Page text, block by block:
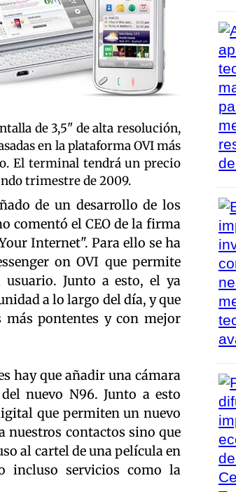
de 3,5" de alta resolución,
en la plataforma OVI más
El terminal tendrá un precio
trimestre de 2009.
de un desarrollo de los
comentó el CEO de la firma
Internet". Para ello se ha
on OVI que permite
Junto a esto, el ya
a lo largo del día, y que
pontentes y con mejor
hay que añadir una cámara
nuevo N96. Junto a esto
que permiten un nuevo
nuestros contactos sino que
al cartel de una película en
incluso servicios como la